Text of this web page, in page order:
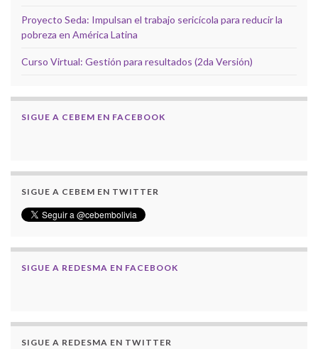
Proyecto Seda: Impulsan el trabajo sericícola para reducir la
pobreza en América Latina
Curso Virtual: Gestión para resultados (2da Versión)
SIGUE A CEBEM EN FACEBOOK
SIGUE A CEBEM EN TWITTER
SIGUE A REDESMA EN FACEBOOK
SIGUE A REDESMA EN TWITTER